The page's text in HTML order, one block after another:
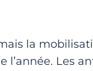
la
Les